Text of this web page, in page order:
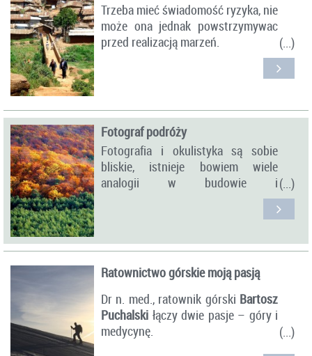
Trzeba mieć świadomość ryzyka, nie
może ona jednak powstrzymywac
przed realizacją marzeń.
Filmy akcji, ogólnie media,
do niego „bo i tak się uda”. A ono
jest wiernym towarzyszem podróży.
Odpowiednie przygotowanie, tj.
poznanie miejscowych realiów,
nauka języka, doświadczenie,
zmniejszają prawdopodobieństwo
przytrafienia się nam czegoś
niemiłego, ale nigdy nie wyeliminują
zagrażają zdrowiu lub życiu.
Fotograf podróży
Fotografia i okulistyka są sobie
bliskie, istnieje bowiem wiele
analogii w budowie i
funkcjonowaniu oka i aparatu
fotograficznego. Tak więc
zadziałała twórczo na moją
Ratownictwo górskie moją pasją
Dr n. med., ratownik górski Bartosz
Puchalski łączy dwie pasje – góry i
medycynę.